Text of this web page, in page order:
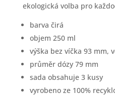
ekologická volba pro
barva čirá
objem 250 ml
výška bez víčka 93 mm,
průměr dózy 79 mm
sada obsahuje 3 kusy
vyrobeno ze 100%